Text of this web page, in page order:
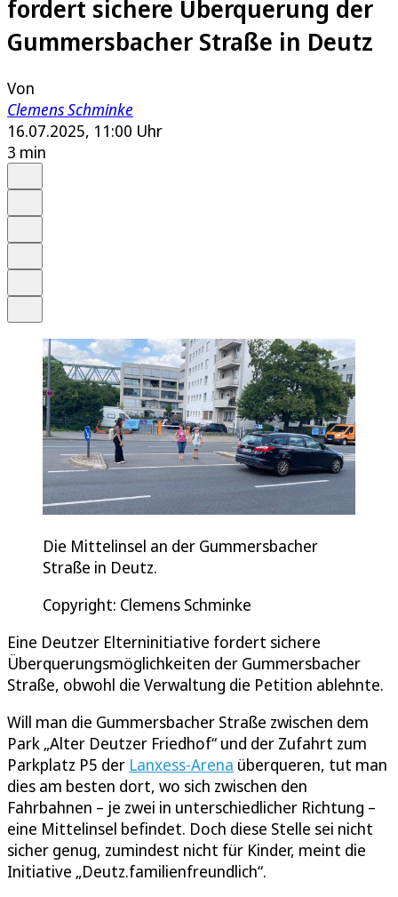
fordert sichere Überquerung der
Gummersbacher Straße in Deutz
Von
Clemens Schminke
16.07.2025, 11:00 Uhr
3 min
Die Mittelinsel an der Gummersbacher
Straße in Deutz.
Copyright: Clemens Schminke
Eine Deutzer Elterninitiative fordert sichere
Überquerungsmöglichkeiten der Gummersbacher
Straße, obwohl die Verwaltung die Petition ablehnte.
Will man die Gummersbacher Straße zwischen dem
Park „Alter Deutzer Friedhof“ und der Zufahrt zum
Parkplatz P5 der Lanxess-Arena überqueren, tut man
dies am besten dort, wo sich zwischen den
Fahrbahnen – je zwei in unterschiedlicher Richtung –
eine Mittelinsel befindet. Doch diese Stelle sei nicht
sicher genug, zumindest nicht für Kinder, meint die
Initiative „Deutz.familienfreundlich“.